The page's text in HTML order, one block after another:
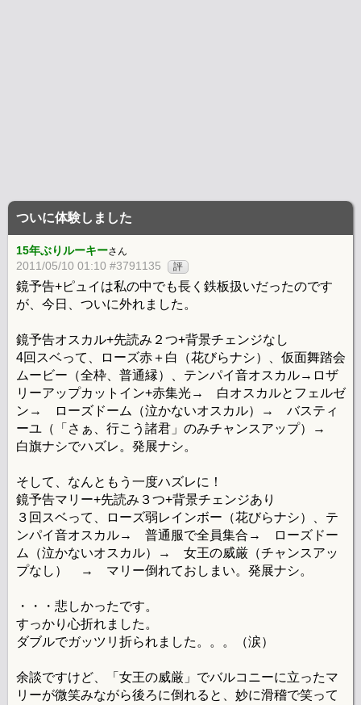
ついに体験しました
15年ぶりルーキーさん
2011/05/10 01:10 #3791135 評
鏡予告+ピュイは私の中でも長く鉄板扱いだったのです
が、今日、ついに外れました。
鏡予告オスカル+先読み２つ+背景チェンジなし
4回スベって、ローズ赤＋白（花びらナシ）、仮面舞踏会
ムービー（全枠、普通縁）、テンパイ音オスカル→ロザ
リーアップカットイン+赤集光→ 白オスカルとフェルゼ
ン→ ローズドーム（泣かないオスカル）→ バスティ
ーユ（「さぁ、行こう諸君」のみチャンスアップ）→
白旗ナシでハズレ。発展ナシ。
そして、なんともう一度ハズレに！
鏡予告マリー+先読み３つ+背景チェンジあり
３回スベって、ローズ弱レインボー（花びらナシ）、テ
ンパイ音オスカル→ 普通服で全員集合→ ローズドー
ム（泣かないオスカル）→ 女王の威厳（チャンスアッ
プなし） → マリー倒れておしまい。発展ナシ。
・・・悲しかったです。
すっかり心折れました。
ダブルでガッツリ折られました。。。（涙）
余談ですけど、「女王の威厳」でバルコニーに立ったマ
リーが微笑みながら後ろに倒れると、妙に滑稽で笑って